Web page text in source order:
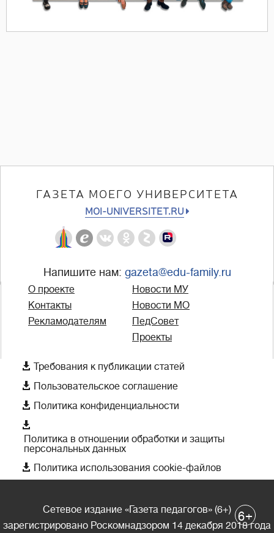
ГАЗЕТА МОЕГО УНИВЕРСИТЕТА
MOI-UNIVERSITET.RU
Напишите нам: gazeta@edu-family.ru
О проекте
Контакты
Рекламодателям
Новости МУ
Новости МО
ПедСовет
Проекты
 Требования к публикации статей
 Пользовательское соглашение
 Политика конфиденциальности

Политика в отношении обработки и защиты
персональных данных
 Политика использования cookie-файлов
Сетевое издание «Газета педагогов» (6+)
зарегистрировано Роскомнадзором 14 декабря 2018 года
6+